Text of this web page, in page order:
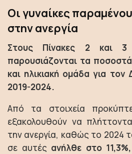
Οι γυναίκες
στην ανεργία
Στους Πίνακες 2 και 3
παρουσιάζονται τα
και ηλικιακή ομάδα για
2019-2024.
Από τα στοιχεία
εξακολουθούν να
την ανεργία, καθώς το 2024
σε αυτές ανήλθε στο